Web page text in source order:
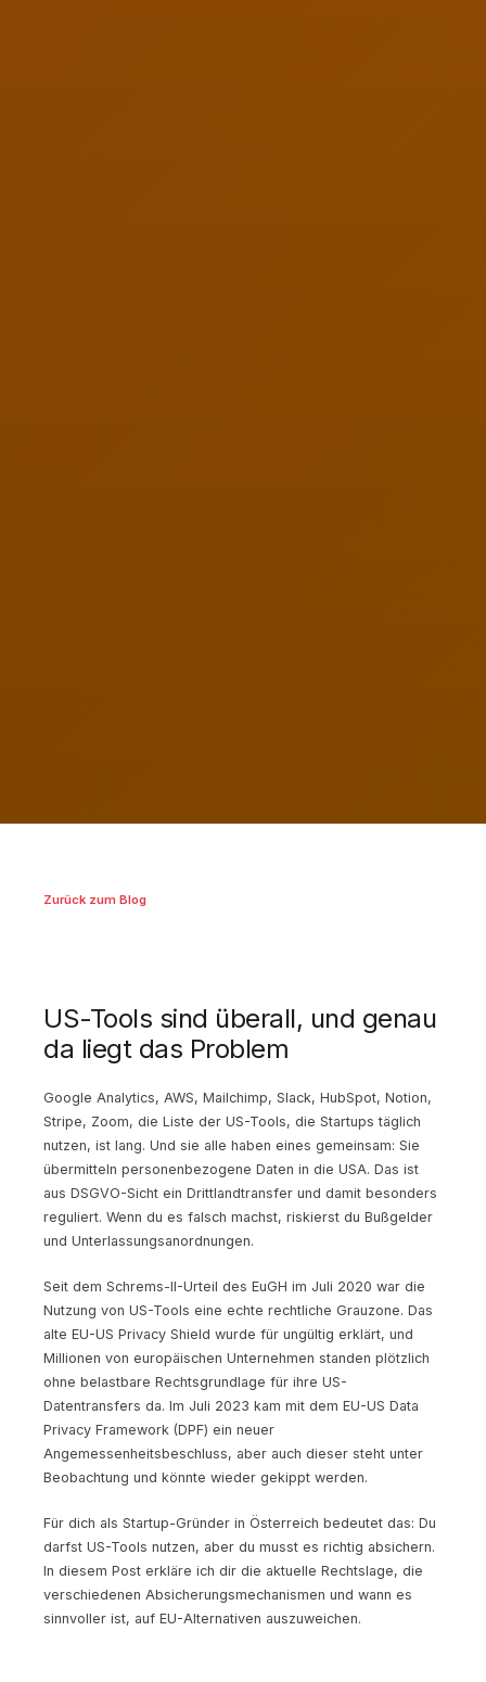
Zurück zum Blog
US-Tools sind überall, und genau
da liegt das Problem
Google Analytics, AWS, Mailchimp, Slack, HubSpot, Notion,
Stripe, Zoom, die Liste der US-Tools, die Startups täglich
nutzen, ist lang. Und sie alle haben eines gemeinsam: Sie
übermitteln personenbezogene Daten in die USA. Das ist
aus DSGVO-Sicht ein Drittlandtransfer und damit besonders
reguliert. Wenn du es falsch machst, riskierst du Bußgelder
und Unterlassungsanordnungen.
Seit dem Schrems-II-Urteil des EuGH im Juli 2020 war die
Nutzung von US-Tools eine echte rechtliche Grauzone. Das
alte EU-US Privacy Shield wurde für ungültig erklärt, und
Millionen von europäischen Unternehmen standen plötzlich
ohne belastbare Rechtsgrundlage für ihre US-
Datentransfers da. Im Juli 2023 kam mit dem EU-US Data
Privacy Framework (DPF) ein neuer
Angemessenheitsbeschluss, aber auch dieser steht unter
Beobachtung und könnte wieder gekippt werden.
Für dich als Startup-Gründer in Österreich bedeutet das: Du
darfst US-Tools nutzen, aber du musst es richtig absichern.
In diesem Post erkläre ich dir die aktuelle Rechtslage, die
verschiedenen Absicherungsmechanismen und wann es
sinnvoller ist, auf EU-Alternativen auszuweichen.